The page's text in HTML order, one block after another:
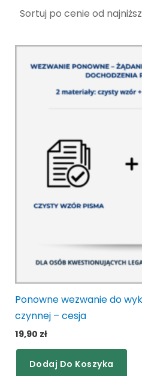
Ponowne wezwanie do
czynnej – cesja
19,90 zł
Dodaj Do Koszyka